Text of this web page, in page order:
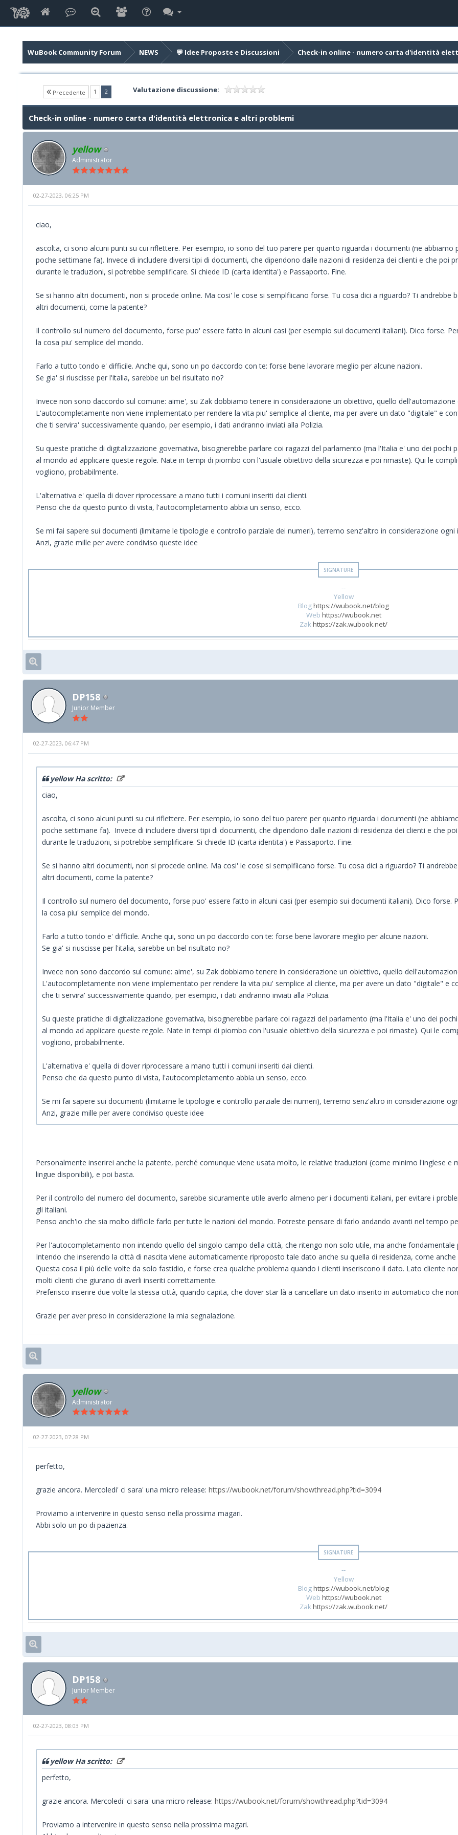
WuBook Community Forum NEWS 💬 Idee Proposte e Discussioni Check-in online - numero carta d'identità
Precedente 1 2(current) Valutazione discussione:
Check-in online - numero carta d'identità elettronica e altri problemi
yellow
Administrator
02-27-2023, 06:25 PM
ciao,
ascolta, ci sono alcuni punti su cui riflettere. Per esempio, io sono del tuo parere per quanto riguarda i documenti (ne abbiamo
poche settimane fa). Invece di includere diversi tipi di documenti, che dipendono dalle nazioni di residenza dei clienti e che poi
durante le traduzioni, si potrebbe semplificare. Si chiede ID (carta identita') e Passaporto. Fine.
Se si hanno altri documenti, non si procede online. Ma cosi' le cose si semplfiicano forse. Tu cosa dici a riguardo? Ti andrebbe
altri documenti, come la patente?
Il controllo sul numero del documento, forse puo' essere fatto in alcuni casi (per esempio sui documenti italiani). Dico forse.
la cosa piu' semplice del mondo.
Farlo a tutto tondo e' difficile. Anche qui, sono un po daccordo con te: forse bene lavorare meglio per alcune nazioni.
Se gia' si riuscisse per l'italia, sarebbe un bel risultato no?
Invece non sono daccordo sul comune: aime', su Zak dobbiamo tenere in considerazione un obiettivo, quello dell'automazione
L'autocompletamente non viene implementato per rendere la vita piu' semplice al cliente, ma per avere un dato "digitale" e
che ti servira' successivamente quando, per esempio, i dati andranno inviati alla Polizia.
Su queste pratiche di digitalizzazione governativa, bisognerebbe parlare coi ragazzi del parlamento (ma l'Italia e' uno dei pochi
al mondo ad applicare queste regole. Nate in tempi di piombo con l'usuale obiettivo della sicurezza e poi rimaste). Qui le
vogliono, probabilmente.
L'alternativa e' quella di dover riprocessare a mano tutti i comuni inseriti dai clienti.
Penso che da questo punto di vista, l'autocompletamento abbia un senso, ecco.
Se mi fai sapere sui documenti (limitarne le tipologie e controllo parziale dei numeri), terremo senz'altro in considerazione ogni
Anzi, grazie mille per avere condiviso queste idee
--
Yellow
Bloghttps://wubook.net/blog
Web https://wubook.net
Zakhttps://zak.wubook.net/
DP158
Junior Member
02-27-2023, 06:47 PM
yellow Ha scritto:
ciao,
ascolta, ci sono alcuni punti su cui riflettere. Per esempio, io sono del tuo parere per quanto riguarda i documenti (ne
poche settimane fa). Invece di includere diversi tipi di documenti, che dipendono dalle nazioni di residenza dei clienti e che
durante le traduzioni, si potrebbe semplificare. Si chiede ID (carta identita') e Passaporto. Fine.
Se si hanno altri documenti, non si procede online. Ma cosi' le cose si semplfiicano forse. Tu cosa dici a riguardo? Ti
altri documenti, come la patente?
Il controllo sul numero del documento, forse puo' essere fatto in alcuni casi (per esempio sui documenti italiani). Dico forse.
la cosa piu' semplice del mondo.
Farlo a tutto tondo e' difficile. Anche qui, sono un po daccordo con te: forse bene lavorare meglio per alcune nazioni.
Se gia' si riuscisse per l'italia, sarebbe un bel risultato no?
Invece non sono daccordo sul comune: aime', su Zak dobbiamo tenere in considerazione un obiettivo, quello
L'autocompletamente non viene implementato per rendere la vita piu' semplice al cliente, ma per avere un dato "digitale" e
che ti servira' successivamente quando, per esempio, i dati andranno inviati alla Polizia.
Su queste pratiche di digitalizzazione governativa, bisognerebbe parlare coi ragazzi del parlamento (ma l'Italia e' uno dei
al mondo ad applicare queste regole. Nate in tempi di piombo con l'usuale obiettivo della sicurezza e poi rimaste). Qui le
vogliono, probabilmente.
L'alternativa e' quella di dover riprocessare a mano tutti i comuni inseriti dai clienti.
Penso che da questo punto di vista, l'autocompletamento abbia un senso, ecco.
Se mi fai sapere sui documenti (limitarne le tipologie e controllo parziale dei numeri), terremo senz'altro in considerazione
Anzi, grazie mille per avere condiviso queste idee
Personalmente inserirei anche la patente, perché comunque viene usata molto, le relative traduzioni (come minimo l'inglese
lingue disponibili), e poi basta.
Per il controllo del numero del documento, sarebbe sicuramente utile averlo almeno per i documenti italiani, per evitare i
gli italiani.
Penso anch'io che sia molto difficile farlo per tutte le nazioni del mondo. Potreste pensare di farlo andando avanti nel tempo
Per l'autocompletamento non intendo quello del singolo campo della città, che ritengo non solo utile, ma anche
Intendo che inserendo la città di nascita viene automaticamente riproposto tale dato anche su quella di residenza, come anche
Questa cosa il più delle volte da solo fastidio, e forse crea qualche problema quando i clienti inseriscono il dato. Lato cliente
molti clienti che giurano di averli inseriti correttamente.
Preferisco inserire due volte la stessa città, quando capita, che dover star là a cancellare un dato inserito in automatico che
Grazie per aver preso in considerazione la mia segnalazione.
yellow
Administrator
02-27-2023, 07:28 PM
perfetto,
grazie ancora. Mercoledi' ci sara' una micro release: https://wubook.net/forum/showthread.php?tid=3094
Proviamo a intervenire in questo senso nella prossima magari.
Abbi solo un po di pazienza.
--
Yellow
Bloghttps://wubook.net/blog
Web https://wubook.net
Zakhttps://zak.wubook.net/
DP158
Junior Member
02-27-2023, 08:03 PM
yellow Ha scritto:
perfetto,
grazie ancora. Mercoledi' ci sara' una micro release: https://wubook.net/forum/showthread.php?tid=3094
Proviamo a intervenire in questo senso nella prossima magari.